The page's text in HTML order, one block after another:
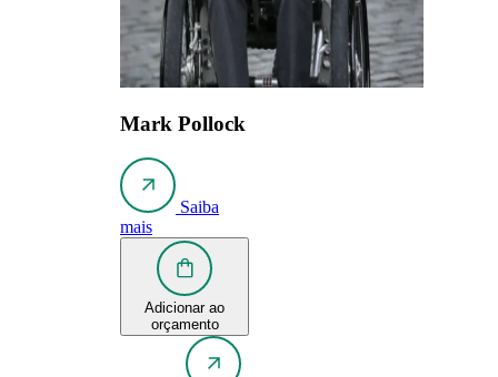
Mark Pollock
Saiba
mais
Adicionar ao
orçamento